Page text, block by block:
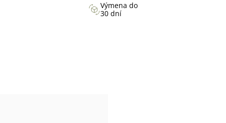
Výmena do
30 dní